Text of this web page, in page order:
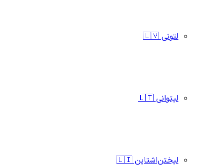
لتونی 🇱🇻
لیتوانی 🇱🇹
لیختن‌اشتاین 🇱🇮